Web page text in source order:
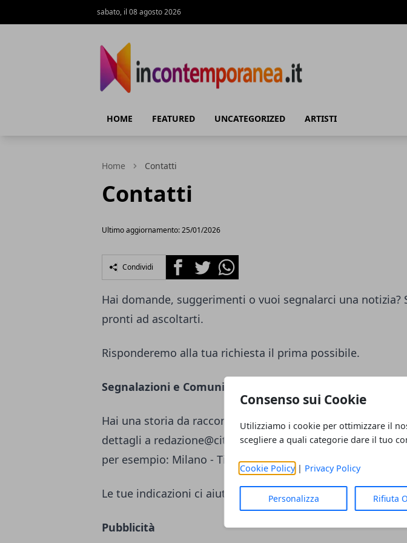
Consenso sui Cookie
Utilizziamo i cookie per ottimizzare il
scegliere a quali categorie dare il tuo
Cookie Policy| Privacy Policy
Personalizza Rifiuta
sabato, il 08 agosto 2026
HOME FEATURED UNCATEGORIZED ARTISTI
Home Contatti
Contatti
Ultimo aggiornamento: 25/01/2026
Condividi FacebookTwitterWhatsapp
Hai domande, suggerimenti o vuoi segnalarci una notizia?
pronti ad ascoltarti.
Risponderemo alla tua richiesta il prima possibile.
Segnalazioni e Comunicati stampa
Hai una storia da raccontare o un evento da segnalare?
dettagli a redazione@citta365.itcon oggetto "Nome Citta -
per esempio: Milano - Titolo Segnalazione.
Le tue indicazioni ci aiutano a mantenere il sito sempre
Pubblicità